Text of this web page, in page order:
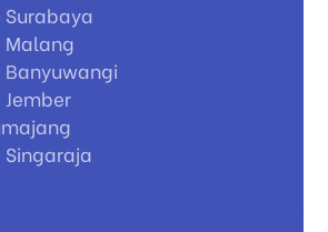
Surabaya
Malang
Banyuwangi
Singaraja